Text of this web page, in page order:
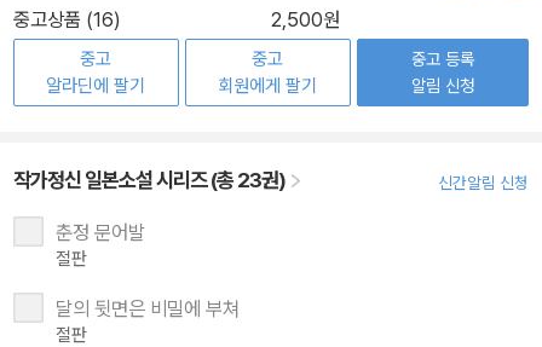
중고상품 (16) 2,500원
중고
알라딘에 팔기
중고
회원에게 팔기
중고 등록
알림 신청
작가정신 일본소설 시리즈 (총 23권) 신간알림 신청
춘정 문어발
절판
달의 뒷면은 비밀에 부쳐
절판